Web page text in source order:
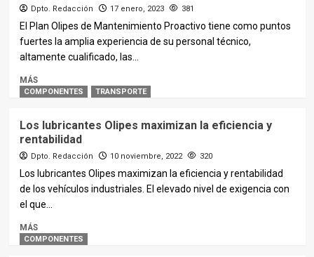
Dpto. Redacción 17 enero, 2023 381
El Plan Olipes de Mantenimiento Proactivo tiene como puntos
fuertes la amplia experiencia de su personal técnico,
altamente cualificado, las...
MÁS
COMPONENTES TRANSPORTE
Los lubricantes Olipes maximizan la eficiencia y
rentabilidad
Dpto. Redacción 10 noviembre, 2022 320
Los lubricantes Olipes maximizan la eficiencia y rentabilidad
de los vehículos industriales. El elevado nivel de exigencia con
el que...
MÁS
COMPONENTES